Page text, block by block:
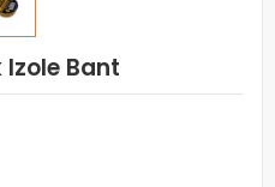
Izole Bant